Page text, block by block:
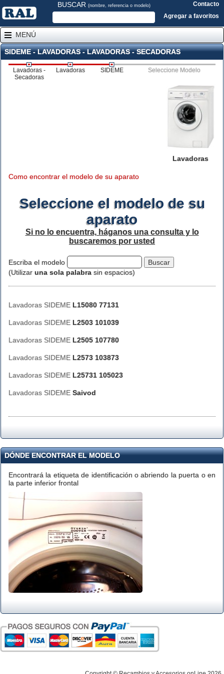
BUSCAR (nombre, referencia o modelo)
Contacto
Agregar a favoritos
MENÚ
SIDEME - LAVADORAS - LAVADORAS - SECADORAS
Lavadoras -
Secadoras
Lavadoras SIDEME Seleccione Modelo
Lavadoras
Como encontrar el modelo de su aparato
Seleccione el modelo de su
aparato
Si no lo encuentra, háganos una consulta y lo
buscaremos por usted
Escriba el modelo
(Utilizar una sola palabra sin espacios)
Lavadoras SIDEME L15080 77131
Lavadoras SIDEME L2503 101039
Lavadoras SIDEME L2505 107780
Lavadoras SIDEME L2573 103873
Lavadoras SIDEME L25731 105023
Lavadoras SIDEME Saivod
DÓNDE ENCONTRAR EL MODELO
Encontrará la etiqueta de identificación o abriendo la puerta o en
la parte inferior frontal